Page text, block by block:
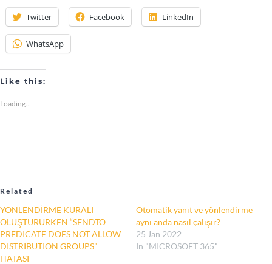
Twitter Facebook LinkedIn
WhatsApp
Like this:
Loading...
Related
YÖNLENDİRME KURALI
OLUŞTURURKEN “SENDTO
PREDICATE DOES NOT ALLOW
DISTRIBUTION GROUPS”
HATASI
Otomatik yanıt ve yönlendirme
aynı anda nasıl çalışır?
25 Jan 2022
In "MICROSOFT 365"